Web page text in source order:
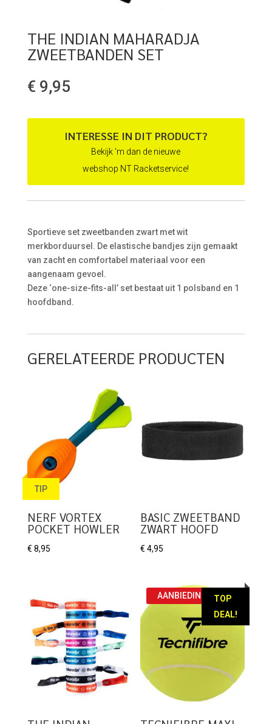
THE INDIAN MAHARADJA
ZWEETBANDEN SET
€ 9,95
INTERESSE IN DIT PRODUCT?
Bekijk 'm dan de nieuwe
webshop NT Racketservice!
Sportieve set zweetbanden zwart met wit
merkborduursel. De elastische bandjes zijn gemaakt
van zacht en comfortabel materiaal voor een
aangenaam gevoel.
Deze ‘one-size-fits-all’ set bestaat uit 1 polsband en 1
hoofdband.
GERELATEERDE PRODUCTEN
TIP
NERF VORTEX
POCKET HOWLER
€ 8,95
BASIC ZWEETBAND
ZWART HOOFD
€ 4,95
TOP
DEAL!
AANBIEDING!